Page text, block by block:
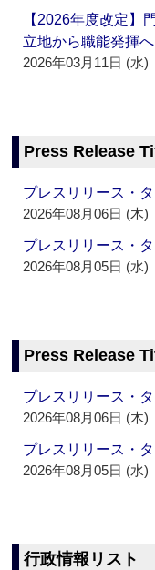
【2026年度改定】
立地から職能発揮へ
2026年03月11日 (水)
Press Release
プレスリリース・
2026年08月06日 (木)
プレスリリース・
2026年08月05日 (水)
Press Release
プレスリリース・
2026年08月06日 (木)
プレスリリース・
2026年08月05日 (水)
行政情報リスト